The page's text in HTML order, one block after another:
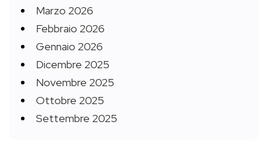
Marzo 2026
Febbraio 2026
Gennaio 2026
Dicembre 2025
Novembre 2025
Ottobre 2025
Settembre 2025